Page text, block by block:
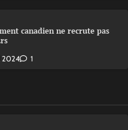
canadien ne recrute pas
2024 1